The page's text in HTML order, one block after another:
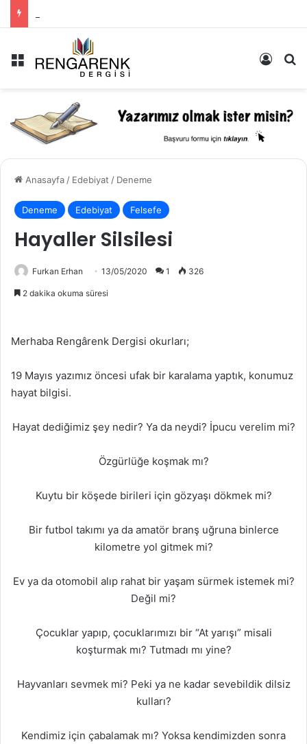
Menü Kayıt
Anasayfa/ Edebiyat / Deneme
Deneme Edebiyat Felsefe
Hayaller Silsilesi
Furkan Erhan 13/05/2020 1 326
2 dakika okuma süresi
Merhaba Rengârenk Dergisi okurları;
19 Mayıs yazımız öncesi ufak bir karalama yaptık, konumuz
hayat bilgisi.
Hayat dediğimiz şey nedir? Ya da neydi? İpucu verelim mi?
Özgürlüğe koşmak mı?
Kuytu bir köşede birileri için gözyaşı dökmek mi?
Bir futbol takımı ya da amatör branş uğruna binlerce
kilometre yol gitmek mi?
Ev ya da otomobil alıp rahat bir yaşam sürmek istemek mi?
Değil mi?
Çocuklar yapıp, çocuklarımızı bir “At yarışı” misali
koşturmak mı? Tutmadı mı yine?
Hayvanları sevmek mi? Peki ya ne kadar sevebildik dilsiz
kulları?
Kendimiz için çabalamak mı? Yoksa kendimizden sonra